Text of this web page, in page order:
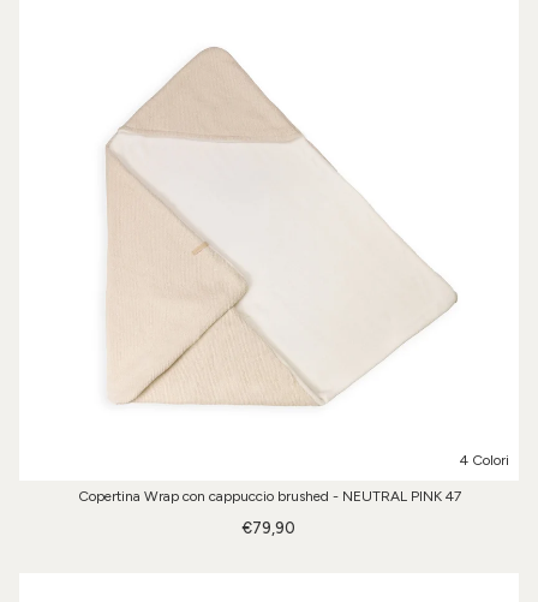
4 Colori
Copertina Wrap con cappuccio brushed - NEUTRAL PINK 47
€79,90